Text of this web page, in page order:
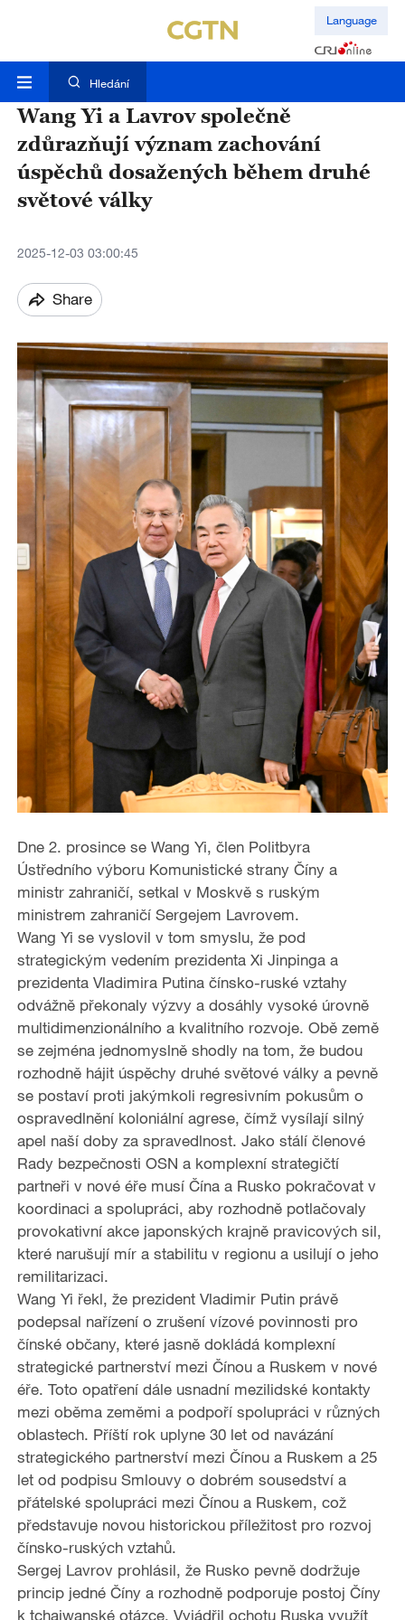
Language
Hledání
Wang Yi a Lavrov společně
zdůrazňují význam zachování
úspěchů dosažených během druhé
světové války
2025-12-03 03:00:45
Share
Dne 2. prosince se Wang Yi, člen Politbyra
Ústředního výboru Komunistické strany Číny a
ministr zahraničí, setkal v Moskvě s ruským
ministrem zahraničí Sergejem Lavrovem.
Wang Yi se vyslovil v tom smyslu, že pod
strategickým vedením prezidenta Xi Jinpinga a
prezidenta Vladimira Putina čínsko-ruské vztahy
odvážně překonaly výzvy a dosáhly vysoké úrovně
multidimenzionálního a kvalitního rozvoje. Obě země
se zejména jednomyslně shodly na tom, že budou
rozhodně hájit úspěchy druhé světové války a pevně
se postaví proti jakýmkoli regresivním pokusům o
ospravedlnění koloniální agrese, čímž vysílají silný
apel naší doby za spravedlnost. Jako stálí členové
Rady bezpečnosti OSN a komplexní strategičtí
partneři v nové éře musí Čína a Rusko pokračovat v
koordinaci a spolupráci, aby rozhodně potlačovaly
provokativní akce japonských krajně pravicových sil,
které narušují mír a stabilitu v regionu a usilují o jeho
remilitarizaci.
Wang Yi řekl, že prezident Vladimir Putin právě
podepsal nařízení o zrušení vízové povinnosti pro
čínské občany, které jasně dokládá komplexní
strategické partnerství mezi Čínou a Ruskem v nové
éře. Toto opatření dále usnadní mezilidské kontakty
mezi oběma zeměmi a podpoří spolupráci v různých
oblastech. Příští rok uplyne 30 let od navázání
strategického partnerství mezi Čínou a Ruskem a 25
let od podpisu Smlouvy o dobrém sousedství a
přátelské spolupráci mezi Čínou a Ruskem, což
představuje novou historickou příležitost pro rozvoj
čínsko-ruských vztahů.
Sergej Lavrov prohlásil, že Rusko pevně dodržuje
princip jedné Číny a rozhodně podporuje postoj Číny
k tchajwanské otázce. Vyjádřil ochotu Ruska využít